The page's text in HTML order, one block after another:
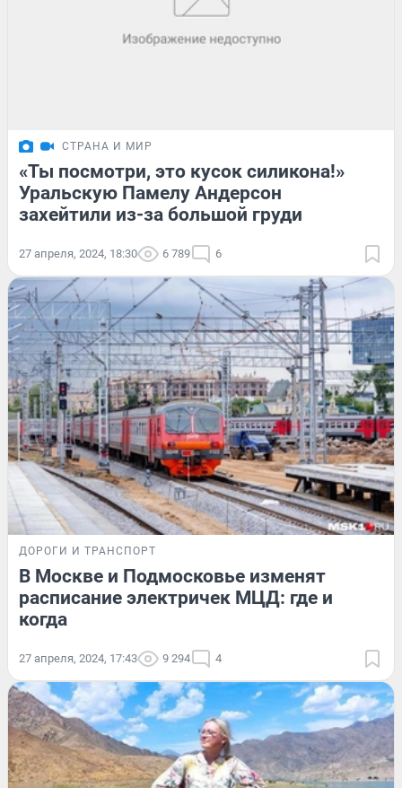
СТРАНА И МИР
«Ты посмотри, это кусок силикона!»
Уральскую Памелу Андерсон
захейтили из-за большой груди
27 апреля, 2024, 18:30 6 789 6
ДОРОГИ И ТРАНСПОРТ
В Москве и Подмосковье изменят
расписание электричек МЦД: где и
когда
27 апреля, 2024, 17:43 9 294 4